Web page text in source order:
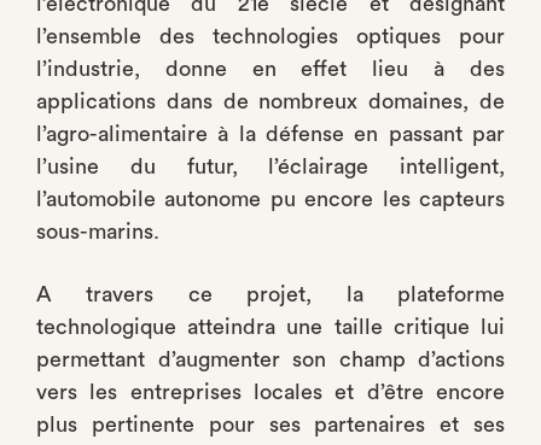
l’ensemble des technologies optiques pour
l’industrie, donne en effet lieu à des
applications dans de nombreux domaines, de
l’agro-alimentaire à la défense en passant par
l’usine du futur, l’éclairage intelligent,
l’automobile autonome pu encore les capteurs
sous-marins.
A travers ce projet, la plateforme
technologique atteindra une taille critique lui
permettant d’augmenter son champ d’actions
vers les entreprises locales et d’être encore
plus pertinente pour ses partenaires et ses